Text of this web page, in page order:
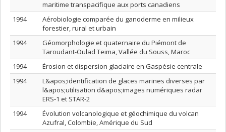
maritime transpacifique aux ports canadiens
1994
Aérobiologie comparée du ganoderme en milieux
forestier, rural et urbain
1994
Géomorphologie et quaternaire du Piémont de
Taroudant-Oulad Teima, Vallée du Souss, Maroc
1994
Érosion et dispersion glaciaire en Gaspésie centrale
1994
L&apos;identification de glaces marines diverses par
l&apos;utilisation d&apos;images numériques radar
ERS-1 et STAR-2
1994
Évolution volcanologique et géochimique du volcan
Azufral, Colombie, Amérique du Sud